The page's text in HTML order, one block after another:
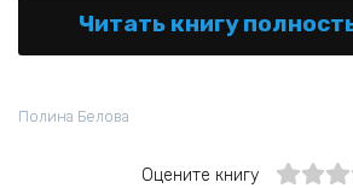
Читать книгу
Полина Белова
Оцените книгу